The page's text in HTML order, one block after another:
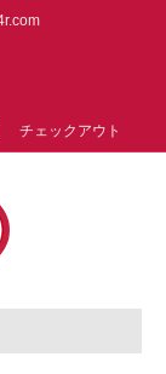
チェックアウト